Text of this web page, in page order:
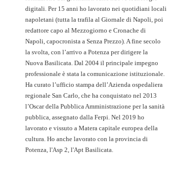
digitali. Per 15 anni ho lavorato nei quotidiani locali
napoletani (tutta la trafila al Giornale di Napoli, poi
redattore capo al Mezzogiorno e Cronache di
Napoli, capocronista a Senza Prezzo). A fine secolo
la svolta, con l’arrivo a Potenza per dirigere la
Nuova Basilicata. Dal 2004 il principale impegno
professionale è stata la comunicazione istituzionale.
Ha curato l’ufficio stampa dell’Azienda ospedaliera
regionale San Carlo, che ha conquistato nel 2013
l’Oscar della Pubblica Amministrazione per la sanità
pubblica, assegnato dalla Ferpi. Nel 2019 ho
lavorato e vissuto a Matera capitale europea della
cultura. Ho anche lavorato con la provincia di
Potenza, l'Asp 2, l'Apt Basilicata.